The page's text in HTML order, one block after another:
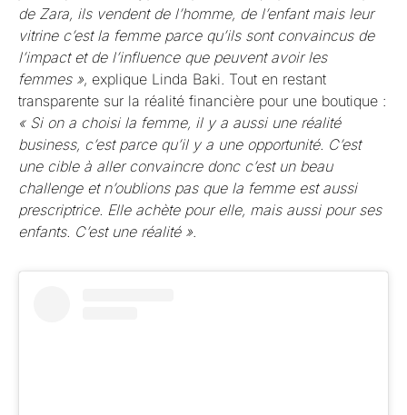
de Zara, ils vendent de l’homme, de l’enfant mais leur
vitrine c’est la femme parce qu’ils sont convaincus de
l’impact et de l’influence que peuvent avoir les
femmes », explique Linda Baki. Tout en restant
transparente sur la réalité financière pour une boutique :
« Si on a choisi la femme, il y a aussi une réalité
business, c’est parce qu’il y a une opportunité. C’est
une cible à aller convaincre donc c’est un beau
challenge et n’oublions pas que la femme est aussi
prescriptrice. Elle achète pour elle, mais aussi pour ses
enfants. C’est une réalité ».